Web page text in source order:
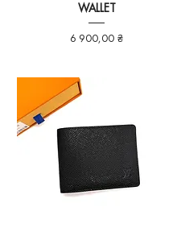
WALLET
Ціна
6 900,00 ₴